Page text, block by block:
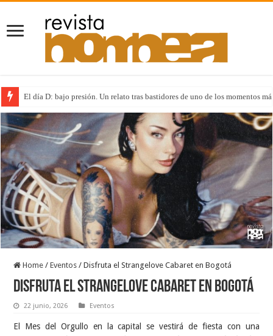
El día D: bajo presión. Un relato tras bastidores de uno de los momentos
Home / Eventos / Disfruta el Strangelove Cabaret en Bogotá
Disfruta el Strangelove Cabaret en Bogotá
22 junio, 2026 Eventos
El Mes del Orgullo en la capital se vestirá de fiesta con una